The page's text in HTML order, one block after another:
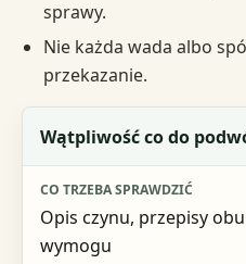
sprawy.
Nie każda wada albo
przekazanie.
Sytuacja
Co trzeba sprawdzić
Dlaczego ma znaczenie
Wątpliwość co do
Opis czynu, przepisy
wymogu